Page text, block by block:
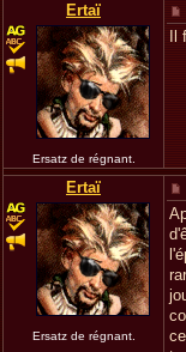
Ertaï
Ersatz de régnant.
Ertaï
Ersatz de régnant.